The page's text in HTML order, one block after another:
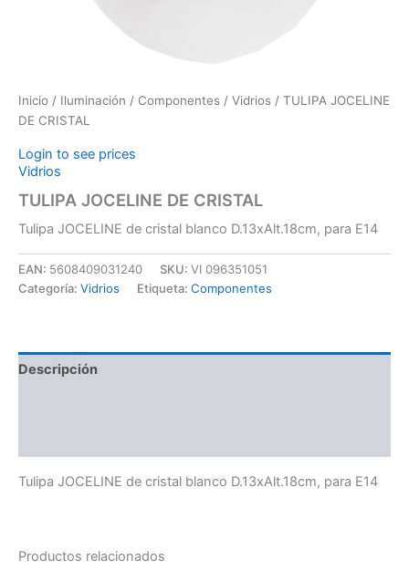
Inicio / Iluminación / Componentes / Vidrios / TULIPA JOCELINE
DE CRISTAL
Login to see prices
Vidrios
TULIPA JOCELINE DE CRISTAL
Tulipa JOCELINE de cristal blanco D.13xAlt.18cm, para E14
EAN: 5608409031240 SKU: VI 096351051
Categoría: Vidrios Etiqueta: Componentes
Descripción
Tulipa JOCELINE de cristal blanco D.13xAlt.18cm, para E14
Productos relacionados